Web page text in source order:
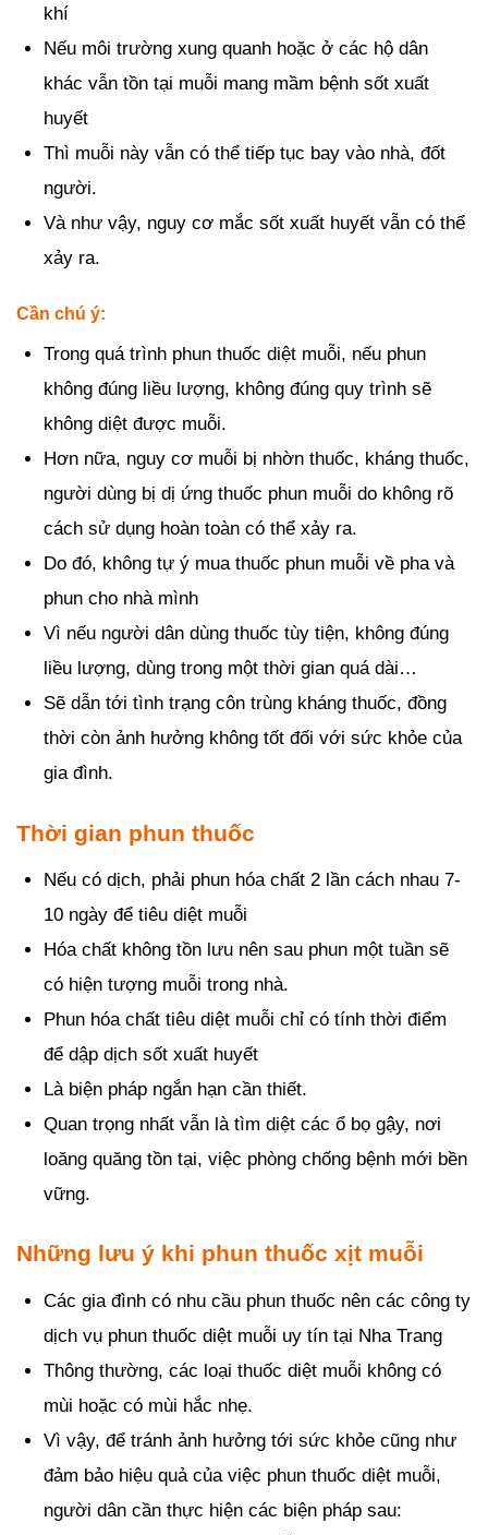
khí
Nếu môi trường xung quanh hoặc ở các hộ dân
khác vẫn tồn tại muỗi mang mầm bệnh sốt xuất
huyết
Thì muỗi này vẫn có thể tiếp tục bay vào nhà, đốt
người.
Và như vậy, nguy cơ mắc sốt xuất huyết vẫn có thể
xảy ra.
Cần chú ý:
Trong quá trình phun thuốc diệt muỗi, nếu phun
không đúng liều lượng, không đúng quy trình sẽ
không diệt được muỗi.
Hơn nữa, nguy cơ muỗi bị nhờn thuốc, kháng thuốc,
người dùng bị dị ứng thuốc phun muỗi do không rõ
cách sử dụng hoàn toàn có thể xảy ra.
Do đó, không tự ý mua thuốc phun muỗi về pha và
phun cho nhà mình
Vì nếu người dân dùng thuốc tùy tiện, không đúng
liều lượng, dùng trong một thời gian quá dài…
Sẽ dẫn tới tình trạng côn trùng kháng thuốc, đồng
thời còn ảnh hưởng không tốt đối với sức khỏe của
gia đình.
Thời gian phun thuốc
Nếu có dịch, phải phun hóa chất 2 lần cách nhau 7-
10 ngày để tiêu diệt muỗi
Hóa chất không tồn lưu nên sau phun một tuần sẽ
có hiện tượng muỗi trong nhà.
Phun hóa chất tiêu diệt muỗi chỉ có tính thời điểm
để dập dịch sốt xuất huyết
Là biện pháp ngắn hạn cần thiết.
Quan trọng nhất vẫn là tìm diệt các ổ bọ gậy, nơi
loăng quăng tồn tại, việc phòng chống bệnh mới bền
vững.
Những lưu ý khi phun thuốc xịt muỗi
Các gia đình có nhu cầu phun thuốc nên các công ty
dịch vụ phun thuốc diệt muỗi uy tín tại Nha Trang
Thông thường, các loại thuốc diệt muỗi không có
mùi hoặc có mùi hắc nhẹ.
Vì vậy, để tránh ảnh hưởng tới sức khỏe cũng như
đảm bảo hiệu quả của việc phun thuốc diệt muỗi,
người dân cần thực hiện các biện pháp sau: